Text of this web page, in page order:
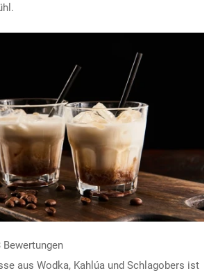
Bewertungen
aus Wodka, Kahlúa und Schlagobers ist